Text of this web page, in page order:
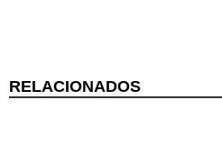
RN
RELACIONADOS